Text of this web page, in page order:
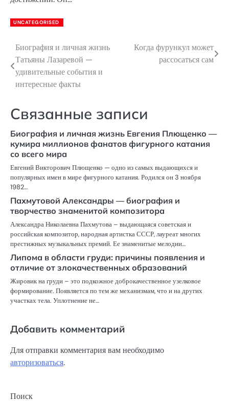
UNCATEGORISED
Навигация
по
записям
Биография и личная жизнь
Татьяны Лазаревой —
удивительные события и
интересные факты
Когда фурункул может
рассосаться сам
Связанные записи
Биография и личная жизнь Евгения Плющенко —
кумира миллионов фанатов фигурного катания
со всего мира
Евгений Викторович Плющенко — одно из самых выдающихся и
популярных имен в мире фигурного катания. Родился он 3 ноября
1982…
Пахмутовой Александры — биография и
творчество знаменитой композитора
Александра Николаевна Пахмутова – выдающаяся советская и
российская композитор, народная артистка СССР, лауреат многих
престижных музыкальных премий. Ее знаменитые мелодии…
Липома в области груди: причины появления и
отличие от злокачественных образований
Жировик на груди – это подкожное доброкачественное узелковое
формирование. Появляется по тем же механизмам, что и на других
участках тела. Уплотнение не…
Добавить комментарий
Для отправки комментария вам необходимо
авторизоваться.
Поиск